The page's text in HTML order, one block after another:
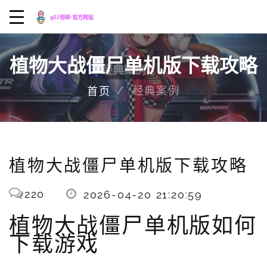
植物大战僵尸单机版下载攻略
首页 经典案例
植物大战僵尸单机版下载攻略
220 2026-04-20 21:20:59
植物大战僵尸单机版如何
下载游戏